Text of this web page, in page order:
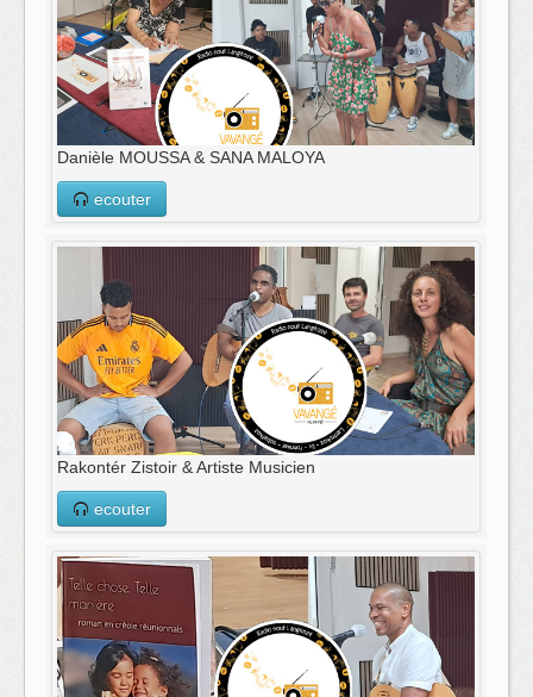
Danièle MOUSSA & SANA MALOYA
ecouter
Rakontér Zistoir & Artiste Musicien
ecouter